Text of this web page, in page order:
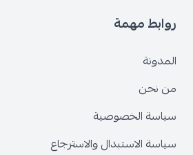
روابط مهمة
المدونة
من نحن
سياسة الخصوصية
سياسة الاستبدال والاسترجاع